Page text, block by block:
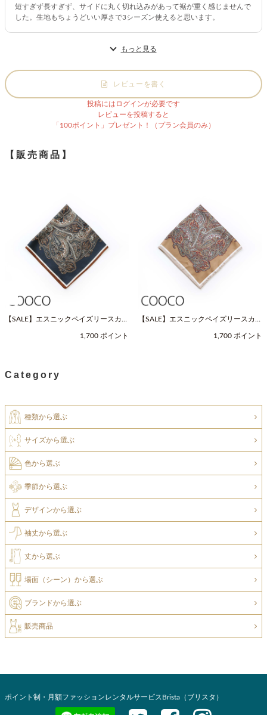
短すぎず長すぎず、サイドに丸く切れ込みがあって裾が重く感じませんで
した。生地もちょうどいい厚さで3シーズン使えると思います。
もっと見る
レビューを書く
投稿にはログインが必要です
レビューを投稿すると
「100ポイント」プレゼント！（プラン会員のみ）
【販売商品】
【SALE】エスニックペイズリースカー
1,700 ポイント
【SALE】エスニックペイズリースカー
1,700 ポイント
Category
種類から選ぶ
サイズから選ぶ
色から選ぶ
季節から選ぶ
デザインから選ぶ
袖丈から選ぶ
丈から選ぶ
場面（シーン）から選ぶ
ブランドから選ぶ
販売商品
ポイント制・月額ファッションレンタルサービスBrista（ブリスタ）